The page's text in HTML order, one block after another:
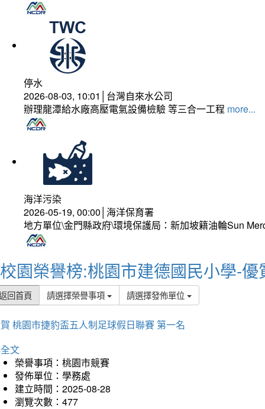
停水
2026-08-03, 10:01│台灣自來水公司
辦理龍潭給水廠高壓電氣設備檢驗 等三合一工程 more...
海洋污染
2026-05-19, 00:00│海洋保育署
地方單位\金門縣政府\環境保護局：新加坡籍油輪Sun
校園榮譽榜:桃園市建德國民小學-優
回首頁 請選擇榮譽事項 請選擇發佈單位
桃園市捷豹盃五人制足球假日聯賽 第一名
文
榮譽事項：桃園市競賽
發佈單位：學務處
建立時間：2025-08-28
瀏覽次數：477